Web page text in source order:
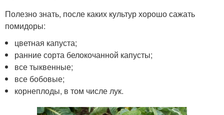
Полезно знать, после каких культур хорошо сажать
помидоры:
цветная капуста;
ранние сорта белокочанной капусты;
все тыквенные;
все бобовые;
корнеплоды, в том числе лук.